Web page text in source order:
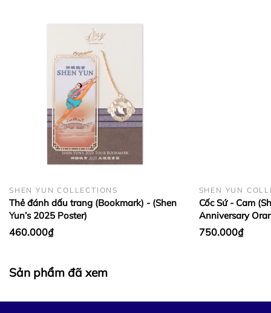
BẢO QUẢN LỤA VÀ CASHMERE:
SHEN YUN COLLECTIONS
Thẻ đánh dấu trang (Bookmark) - (Shen
Yun’s 2025 Poster)
460.000₫
SHEN YUN
Cốc Sứ - Cam
Anniversary
750.000₫
Sản phẩm đã xem